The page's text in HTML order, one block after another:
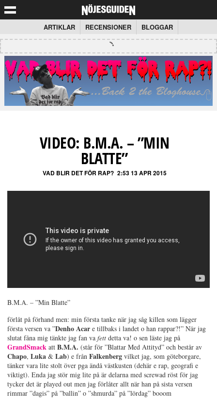
ARTIKLAR RECENSIONER BLOGGAR
VIDEO: B.M.A. – ”MIN
BLATTE”
VAD BLIR DET FÖR RAP? 2:53 13 APR 2015
B.M.A. – ”Min Blatte”
förlåt på förhand men: min första tanke när jag såg killen som lägger
första versen va ”DenhoAcar e tillbaks i landet o han rappar?!” När jag
slutat fåna mig tänkte jag fan va fett detta va! o sen läste jag på
GrandSmack att B.M.A. (står för ”Blattar Med Attityd” och består av
Chapo, Luka & Lab) e från Falkenberg vilket jag, som göteborgare,
tänker vara lite stolt över pga ändå västkusten (dehär e rap, geografi e
viktigt). Enda jag stör mig lite på är delarna med screwad röst för jag
tycker det är played out men jag förlåter allt när han på sista versen
rimmar ”dagis” på ”ballin” o ”shmurda” på ”lördag” booom